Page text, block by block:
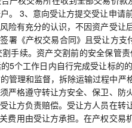
。 3、意向受让方提交受让申
险有充分的认识，不因资产受
署《产权交易合同》且受让方
手续。资产交割前的安全保管
5个工作日内自行完成受让标的
管理和监督，拆除运输过程中
严格遵守转让方安全、保卫、
让方负责赔偿。受让方人员在
费用由受让方承担。在产权交